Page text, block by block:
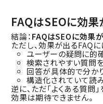
FAQはSEOに効果
結論：FAQはSEOに効果
ただし、効果が出るFAQ
ユーザーの疑問に的
検索されやすい質問
回答が具体的で分か
構造化されていて読
逆に、ただ「よくある質問
効果は期待できません。